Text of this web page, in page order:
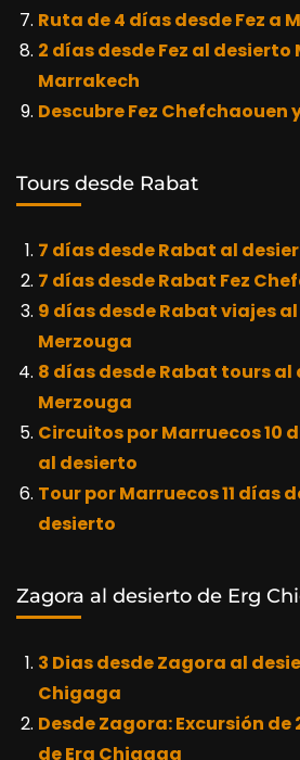
Ruta de 4 días desde Fez a
2 días desde Fez al
Marrakech
Descubre Fez Chefchaouen
Tours desde Rabat
7 días desde Rabat al
7 días desde Rabat Fez
9 días desde Rabat viajes
Merzouga
8 días desde Rabat tours al
Merzouga
Circuitos por Marruecos 10
al desierto
Tour por Marruecos 11 días
desierto
Zagora al desierto de Erg
3 Dias desde Zagora al
Chigaga
Desde Zagora: Excursión
de Erg Chigaga